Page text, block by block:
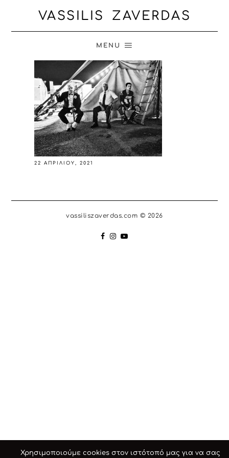
VASSILIS ZAVERDAS
MENU
22 ΑΠΡΙΛΊΟΥ, 2021
vassiliszaverdas.com © 2026
Χρησιμοποιούμε cookies στον ιστότοπό μας για να σας